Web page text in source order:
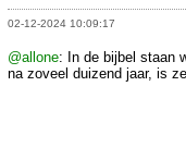
02-12-2024 10:09:17
@allone: In de bijbel staan
na zoveel duizend jaar, is